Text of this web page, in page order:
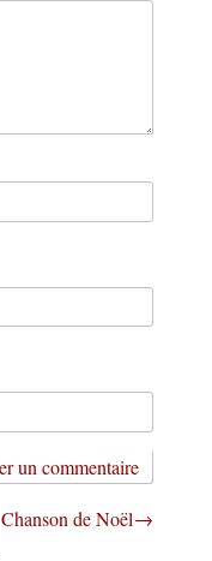
Chanson de Noël